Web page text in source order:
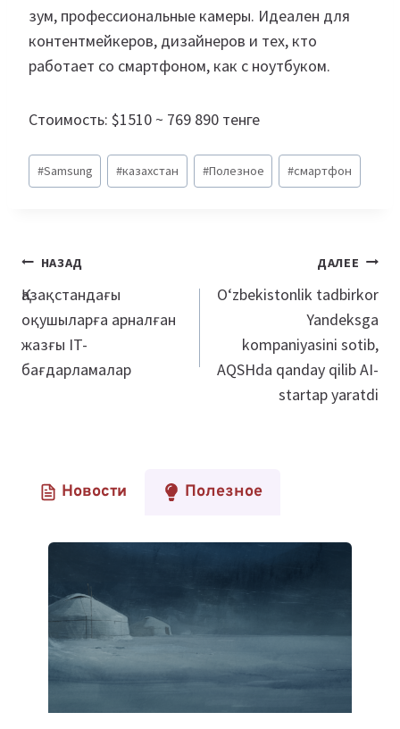
зум, профессиональные камеры. Идеален для
контентмейкеров, дизайнеров и тех, кто
работает со смартфоном, как с ноутбуком.
Стоимость: $1510 ~ 769 890 тенге
Метки
записи:
#Samsung #казахстан #Полезное #смартфон
Навигация
по
записям
НАЗАД
Қазақстандағы
оқушыларға арналған
жазғы IT-
бағдарламалар
ДАЛЕЕ
Oʻzbekistonlik tadbirkor
Yandeksga
kompaniyasini sotib,
AQSHda qanday qilib AI-
startap yaratdi
Новости Полезное